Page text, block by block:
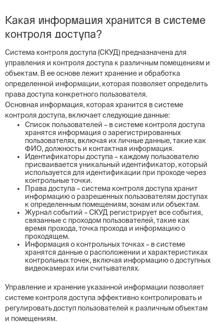
Какая информация хранится в системе
контроля доступа?
Система контроля доступа (СКУД) предназначена для
управления и контроля доступа к различным помещениям и
объектам. В ее основе лежит хранение и обработка
определенной информации, которая позволяет определить
права доступа конкретного пользователя.
Основная информация, которая хранится в системе
контроля доступа, включает следующие данные:
Список пользователей – в системе контроля доступа
хранятся информация о зарегистрированных
пользователях, включая их личные данные, такие как
ФИО, должность и контактная информация.
Идентификаторы доступа – каждому пользователю
присваивается уникальный идентификатор, который
используется для идентификации при проходе через
контрольные точки.
Права доступа – система контроля доступа хранит
информацию о разрешенных пользователям доступах
к определенным помещениям, зонам или объектам.
Журнал событий – СКУД регистрирует все события,
связанные с проходом пользователей, такие как
время прохода, точка прохода и информацию о
проходящем.
Информация о контрольных точках – в системе
хранятся данные о расположении и характеристиках
контрольных точек, включая информацию о доступных
видеокамерах или считывателях.
Управление и хранение указанной информации позволяет
системе контроля доступа эффективно контролировать и
регулировать доступ пользователей к различным объектам
и помещениям.